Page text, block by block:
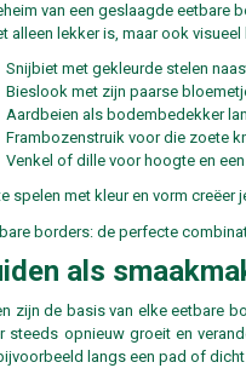
van een geslaagde eetbare
alleen lekker is, maar ook
Snijbiet met gekleurde stelen
Bieslook met zijn paarse
Aardbeien als bodembedekker
Frambozenstruik voor die zoete
Venkel of dille voor hoogte en
spelen met kleur en vorm creëer
als
zijn de basis van elke eetbare
steeds opnieuw groeit en
langs een pad of